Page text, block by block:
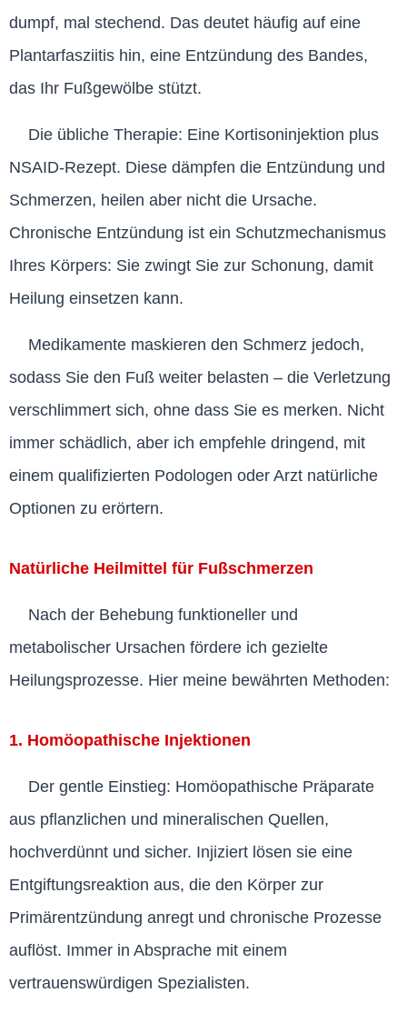
dumpf, mal stechend. Das deutet häufig auf eine
Plantarfasziitis hin, eine Entzündung des Bandes,
das Ihr Fußgewölbe stützt.
Die übliche Therapie: Eine Kortisoninjektion plus
NSAID-Rezept. Diese dämpfen die Entzündung und
Schmerzen, heilen aber nicht die Ursache.
Chronische Entzündung ist ein Schutzmechanismus
Ihres Körpers: Sie zwingt Sie zur Schonung, damit
Heilung einsetzen kann.
Medikamente maskieren den Schmerz jedoch,
sodass Sie den Fuß weiter belasten – die Verletzung
verschlimmert sich, ohne dass Sie es merken. Nicht
immer schädlich, aber ich empfehle dringend, mit
einem qualifizierten Podologen oder Arzt natürliche
Optionen zu erörtern.
Natürliche Heilmittel für Fußschmerzen
Nach der Behebung funktioneller und
metabolischer Ursachen fördere ich gezielte
Heilungsprozesse. Hier meine bewährten Methoden:
1. Homöopathische Injektionen
Der gentle Einstieg: Homöopathische Präparate
aus pflanzlichen und mineralischen Quellen,
hochverdünnt und sicher. Injiziert lösen sie eine
Entgiftungsreaktion aus, die den Körper zur
Primärentzündung anregt und chronische Prozesse
auflöst. Immer in Absprache mit einem
vertrauenswürdigen Spezialisten.